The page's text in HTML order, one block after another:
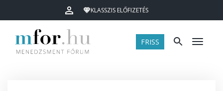
KLASSZIS ELŐFIZETÉS
FRISS Menü